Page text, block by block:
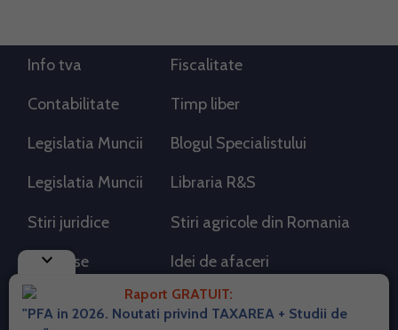
keyboard_arrow_down
Raport GRATUIT:
"PFA in 2026. Noutati privind TAXAREA + Studii de
Info tva Fiscalitate
Contabilitate Timp liber
Legislatia Muncii Blogul Specialistului
Legislatia Muncii Libraria R&S
Stiri juridice Stiri agricole din Romania
AdSense Idei de afaceri